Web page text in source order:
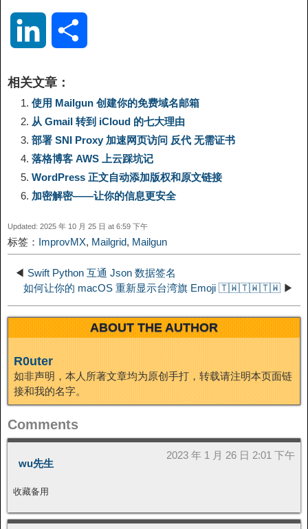
o
y
L
i
n
k
g
r
a
m
b
o
n
k
e
I
n
相关文章：
使用 Mailgun 创建你的免费域名邮箱
从 Gmail 转到 iCloud 的七大理由
部署 SNI Proxy 加速网页访问 反代 无需证书
落格博客 AWS 上云踩坑记
WordPress 正文自动添加版权和原文链接
加密解密——让你的信息更安全
Updated: 2025 年 10 月 25 日 at 6:59 下午
标签： ImprovMX, Mailgrid, Mailgun
◀ Swift Python 互通 Json 数据签名
如何让你的 macOS 重新显示台湾旗 Emoji 🇹🇼️🇹🇼️🇹🇼️ ▶
ABOUT THE AUTHOR
R0uter
如非声明，本人所著文章均为原创手打，转载请注明本页面链
接和我的名字。
Comments
wu先生
2023 年 1 月 26 日 2:01 下午
收藏备用